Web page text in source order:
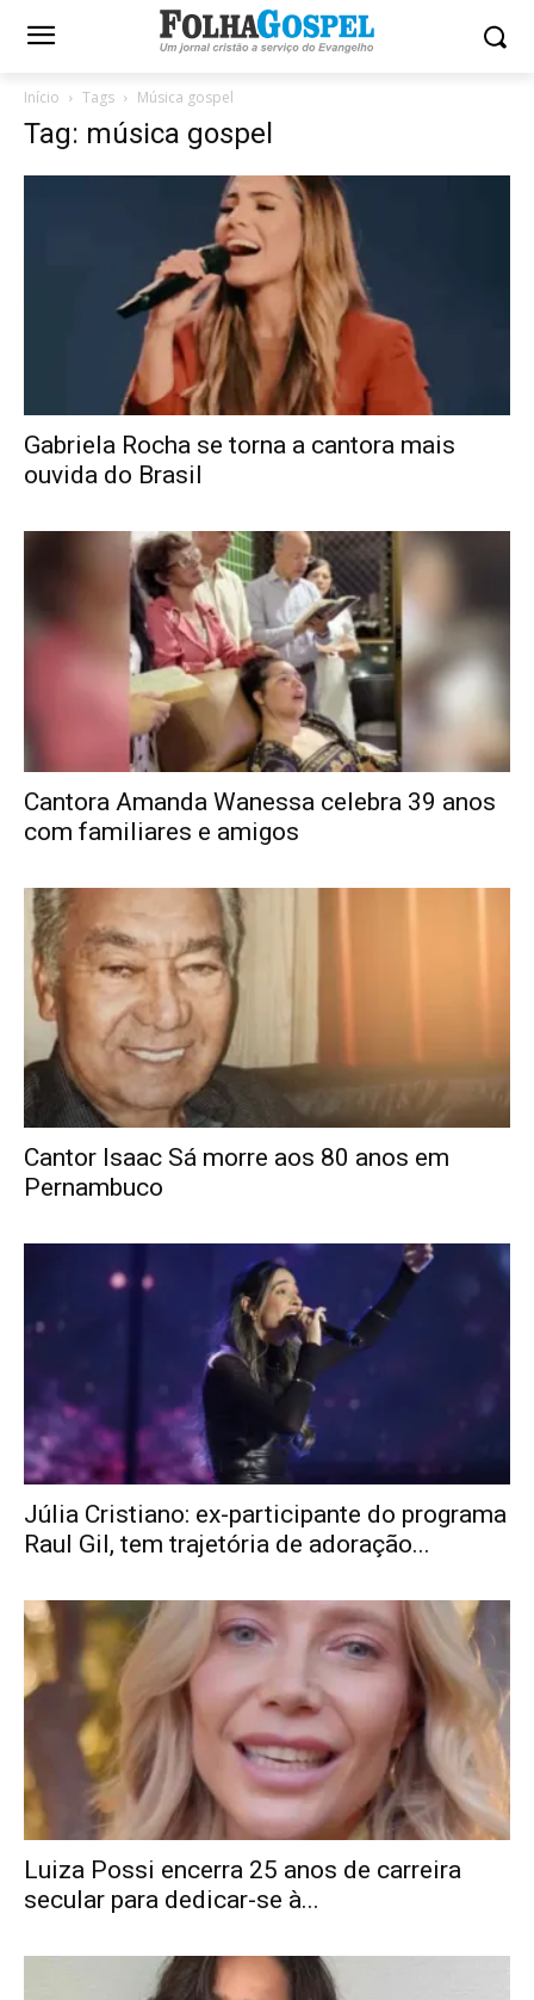
Início Tags Música gospel
Tag: música gospel
Gabriela Rocha se torna a cantora mais
ouvida do Brasil
Cantora Amanda Wanessa celebra 39 anos
com familiares e amigos
Cantor Isaac Sá morre aos 80 anos em
Pernambuco
Júlia Cristiano: ex-participante do programa
Raul Gil, tem trajetória de adoração...
Luiza Possi encerra 25 anos de carreira
secular para dedicar-se à...